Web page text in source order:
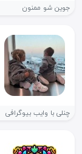
جوین شو ممنون
چنلی با وایب بیوگرافی